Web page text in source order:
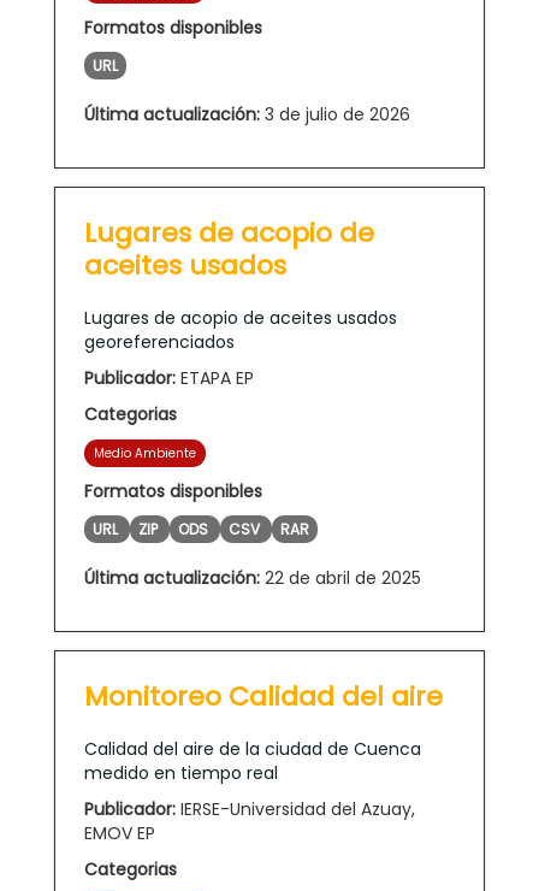
Formatos disponibles
URL
Última actualización: 3 de julio de 2026
Lugares de acopio de
aceites usados
Lugares de acopio de aceites usados
georeferenciados
Publicador: ETAPA EP
Categorias
Medio Ambiente
Formatos disponibles
URL ZIP ODS CSV RAR
Última actualización: 22 de abril de 2025
Monitoreo Calidad del aire
Calidad del aire de la ciudad de Cuenca
medido en tiempo real
Publicador: IERSE-Universidad del Azuay,
EMOV EP
Categorias